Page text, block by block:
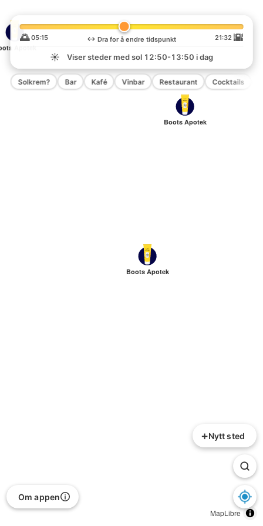
Boots Apotek
Boots Apotek
Apotek
MapLibre
+Nytt sted
🌅 05:15 ↔️ Dra for å endre tidspunkt 21:32 🌇
☀️
Viser steder med sol 12:50-13:50 i dag
Solkrem? Bar Kafé Vinbar Restaurant Cocktails
Om appen